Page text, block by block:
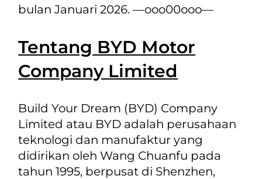
bulan Januari 2026. —ooo00ooo—
Tentang BYD Motor
Company Limited
Build Your Dream (BYD) Company
Limited atau BYD adalah perusahaan
teknologi dan manufaktur yang
didirikan oleh Wang Chuanfu pada
tahun 1995, berpusat di Shenzhen,